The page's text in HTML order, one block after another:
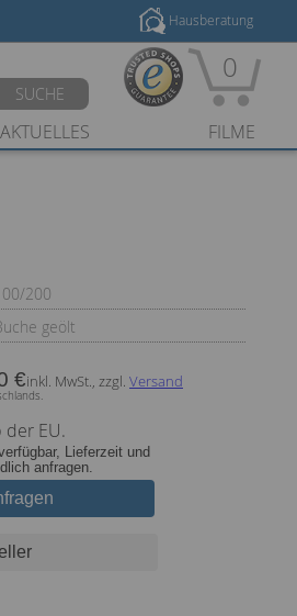
Hausberatung
SUCHE
0
AKTUELLES FILME
200
geölt
€inkl. MwSt., zzgl. Versand
der EU.
Lieferzeit und
anfragen.